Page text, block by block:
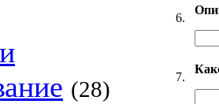
(28)
6.
7.